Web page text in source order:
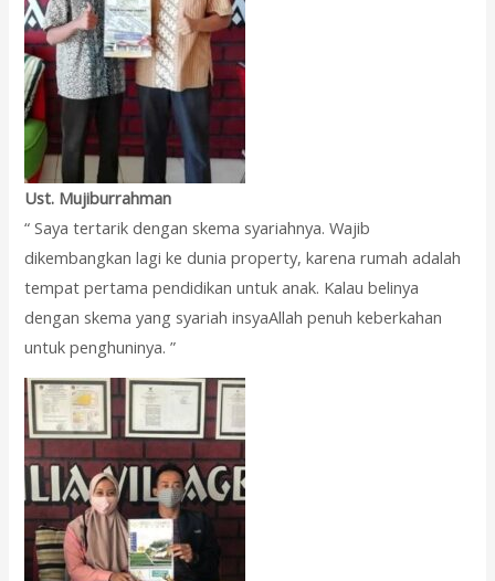
Ust. Mujiburrahman
“ Saya tertarik dengan skema syariahnya. Wajib
dikembangkan lagi ke dunia property, karena rumah adalah
tempat pertama pendidikan untuk anak. Kalau belinya
dengan skema yang syariah insyaAllah penuh keberkahan
untuk penghuninya. ”